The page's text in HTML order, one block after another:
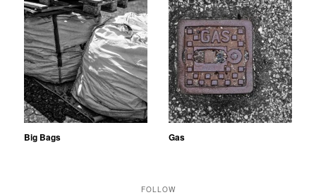
Big Bags Gas
FOLLOW